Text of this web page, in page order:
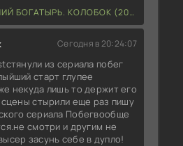
БОГАТЫРЬ. КОЛОБОК (2026)
Сегодня в 20:24:07
из сериала побег
старт глупее
некуда лишь то держит его
сцены стырили еще раз пишу
сериала Побегвообще
смотри и другим не
засунь себе в дупло!